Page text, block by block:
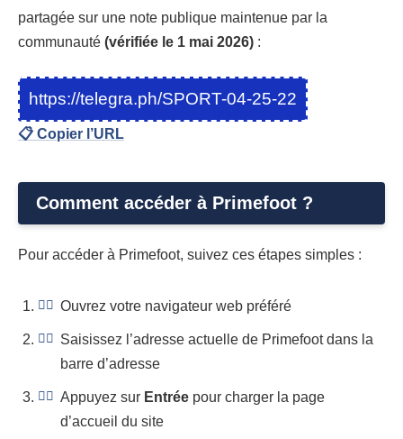
partagée sur une note publique maintenue par la
communauté (vérifiée le 1 mai 2026) :
https://telegra.ph/SPORT-04-25-22
📋 Copier l’URL
Comment accéder à Primefoot ?
Pour accéder à Primefoot, suivez ces étapes simples :
Ouvrez votre navigateur web préféré
Saisissez l’adresse actuelle de Primefoot dans la
barre d’adresse
Appuyez sur Entrée pour charger la page
d’accueil du site